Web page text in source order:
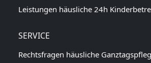
Leistungen häusliche 24h
SERVICE
Rechtsfragen häusliche